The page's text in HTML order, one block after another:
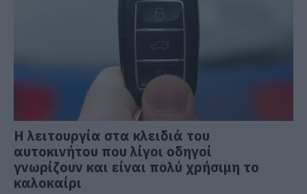
Η λειτουργία στα κλειδιά του
αυτοκινήτου που λίγοι οδηγοί
γνωρίζουν και είναι πολύ χρήσιμη το
καλοκαίρι